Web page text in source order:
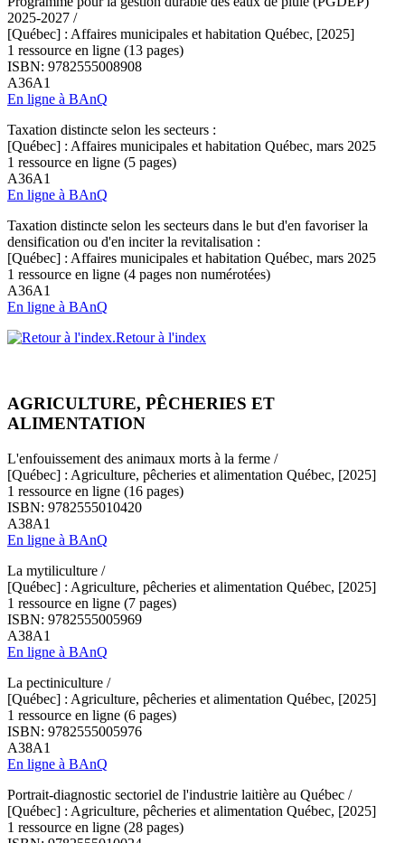
2025-2027 /
[Québec] : Affaires municipales et habitation Québec, [2025]
1 ressource en ligne (13 pages)
ISBN: 9782555008908
A36A1
En ligne à BAnQ
Taxation distincte selon les secteurs :
[Québec] : Affaires municipales et habitation Québec, mars 2025
1 ressource en ligne (5 pages)
A36A1
En ligne à BAnQ
Taxation distincte selon les secteurs dans le but d'en favoriser la
densification ou d'en inciter la revitalisation :
[Québec] : Affaires municipales et habitation Québec, mars 2025
1 ressource en ligne (4 pages non numérotées)
A36A1
En ligne à BAnQ
Retour à l'index
AGRICULTURE, PÊCHERIES ET
ALIMENTATION
L'enfouissement des animaux morts à la ferme /
[Québec] : Agriculture, pêcheries et alimentation Québec, [2025]
1 ressource en ligne (16 pages)
ISBN: 9782555010420
A38A1
En ligne à BAnQ
La mytiliculture /
[Québec] : Agriculture, pêcheries et alimentation Québec, [2025]
1 ressource en ligne (7 pages)
ISBN: 9782555005969
A38A1
En ligne à BAnQ
La pectiniculture /
[Québec] : Agriculture, pêcheries et alimentation Québec, [2025]
1 ressource en ligne (6 pages)
ISBN: 9782555005976
A38A1
En ligne à BAnQ
Portrait-diagnostic sectoriel de l'industrie laitière au Québec /
[Québec] : Agriculture, pêcheries et alimentation Québec, [2025]
1 ressource en ligne (28 pages)